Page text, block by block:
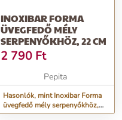
INOXIBAR FORMA
ÜVEGFEDŐ MÉLY
SERPENYŐKHÖZ, 22 CM
2 790 Ft
Pepita
Hasonlók, mint Inoxibar Forma
üvegfedő mély serpenyőkhöz,
22 cm